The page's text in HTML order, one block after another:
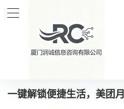
当前位置： 首页 知识百科
一键解锁便捷生活，美团